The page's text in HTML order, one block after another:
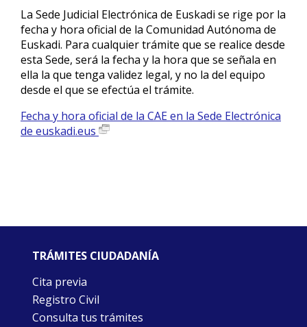
La Sede Judicial Electrónica de Euskadi se rige por la
fecha y hora oficial de la Comunidad Autónoma de
Euskadi. Para cualquier trámite que se realice desde
esta Sede, será la fecha y la hora que se señala en
ella la que tenga validez legal, y no la del equipo
desde el que se efectúa el trámite.
Fecha y hora oficial de la CAE en la Sede Electrónica
de euskadi.eus
TRÁMITES CIUDADANÍA
Cita previa
Registro Civil
Consulta tus trámites